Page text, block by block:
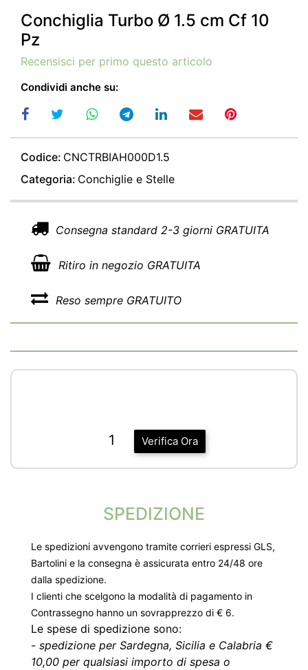
Conchiglia Turbo Ø 1.5 cm Cf 10
Pz
Recensisci per primo questo articolo
Condividi anche su:
Codice: CNCTRBIAH000D1.5
Categoria: Conchiglie e Stelle
Consegna standard 2-3 giorni GRATUITA
Ritiro in negozio GRATUITA
Reso sempre GRATUITO
Verifica Ora
1
SPEDIZIONE
Le spedizioni avvengono tramite corrieri espressi GLS,
Bartolini e la consegna è assicurata entro 24/48 ore
dalla spedizione.
I clienti che scelgono la modalità di pagamento in
Contrassegno hanno un sovrapprezzo di € 6.
Le spese di spedizione sono:
- spedizione per Sardegna, Sicilia e Calabria €
10,00 per qualsiasi importo di spesa o